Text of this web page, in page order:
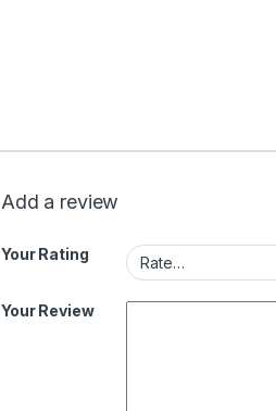
Add a review
Your Rating
Your Review